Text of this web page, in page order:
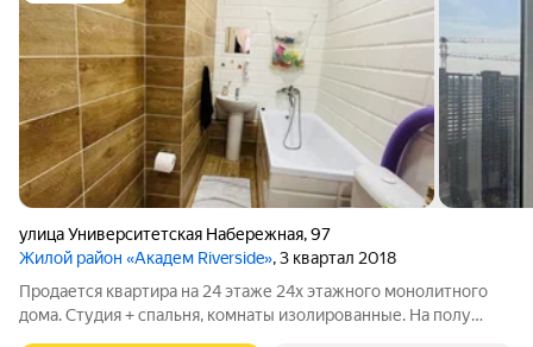
улица Университетская Набережная,97
Жилой район «Академ Riverside», 3 квартал 2018
Продается квартира на 24 этаже 24х этажного монолитного
дома. Студия + спальня, комнаты изолированные. На полу